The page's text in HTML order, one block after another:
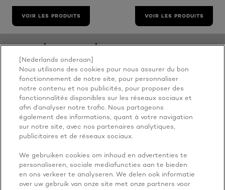
VOIR LES PRODUITS VOIR LES PRODUITS
HOME / CHEVEUX / STYLING
BECAUSE
YOU'RE
WORTH IT
[Nederlands onderaan]
Nous utilisons des cookies pour nous assurer du bon
fonctionnement de notre site, pour personnaliser
notre contenu et nos publicités, pour proposer des
fonctionnalités disponibles sur les réseaux sociaux et
afin d’analyser notre trafic. Nous partageons
également des informations, quant à votre navigation
sur notre site, avec nos partenaires analytiques,
publicitaires et de réseaux sociaux.
We gebruiken cookies om inhoud en advertenties te
personaliseren, sociale mediafuncties aan te bieden
en ons verkeer te analyseren. We delen ook informatie
over uw gebruik van onze site met onze partners voor